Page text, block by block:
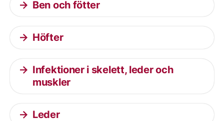
Ben och fötter
Höfter
Infektioner i skelett, leder och
muskler
Leder